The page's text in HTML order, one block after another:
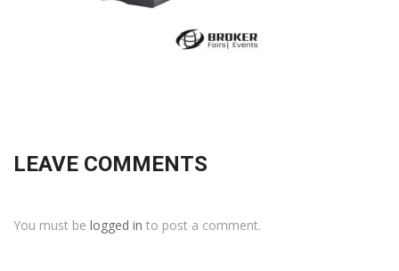
LEAVE COMMENTS
You must be logged in to post a comment.